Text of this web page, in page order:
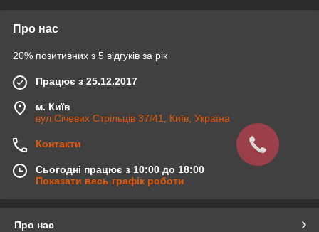
Про нас
20% позитивних з 5 відгуків за рік
Працює з 25.12.2017
м. Київ
вул.Січевих Стрільців 37/41, Київ, Україна
Контакти
Сьогодні працює з 10:00 до 18:00
Показати весь графік роботи
Про нас